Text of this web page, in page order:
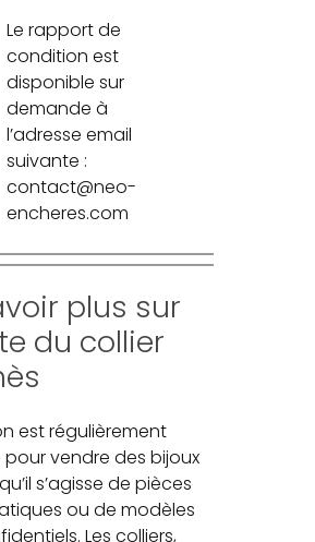
Le rapport de
condition est
disponible sur
demande à
l’adresse email
suivante :
contact@neo-
encheres.com
plus sur
du collier
est régulièrement
pour vendre des bijoux
s’agisse de pièces
ou de modèles
Les colliers,